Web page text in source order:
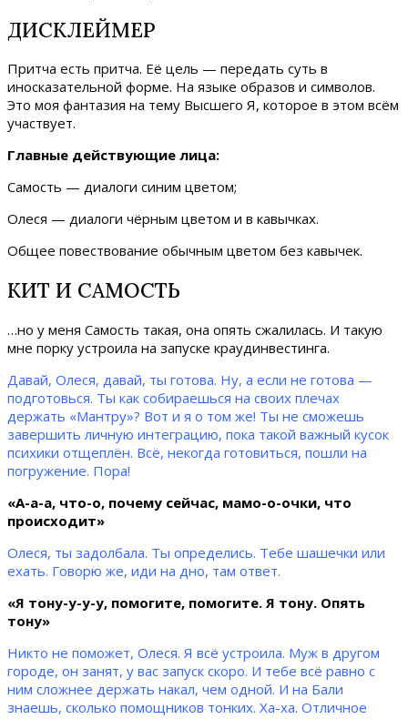
ДИСКЛЕЙМЕР
Притча есть притча. Её цель — передать суть в
иносказательной форме. На языке образов и символов.
Это моя фантазия на тему Высшего Я, которое в этом всём
участвует.
Главные действующие лица:
Самость — диалоги синим цветом;
Олеся — диалоги чёрным цветом и в кавычках.
Общее повествование обычным цветом без кавычек.
КИТ И САМОСТЬ
…но у меня Самость такая, она опять сжалилась. И такую
мне порку устроила на запуске краудинвестинга.
Давай, Олеся, давай, ты готова. Ну, а если не готова —
подготовься. Ты как собираешься на своих плечах
держать «Мантру»? Вот и я о том же! Ты не сможешь
завершить личную интеграцию, пока такой важный кусок
психики отщеплён. Всё, некогда готовиться, пошли на
погружение. Пора!
«А-а-а, что-о, почему сейчас, мамо-о-очки, что
происходит»
Олеся, ты задолбала. Ты определись. Тебе шашечки или
ехать. Говорю же, иди на дно, там ответ.
«Я тону-у-у-у, помогите, помогите. Я тону. Опять
тону»
Никто не поможет, Олеся. Я всё устроила. Муж в другом
городе, он занят, у вас запуск скоро. И тебе всё равно с
ним сложнее держать накал, чем одной. И на Бали
знаешь, сколько помощников тонких. Ха-ха. Отличное